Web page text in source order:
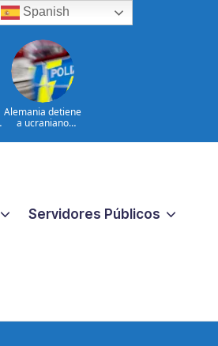
Alemania detiene
a ucraniano
espionaje
Servidores Públicos
Spanish